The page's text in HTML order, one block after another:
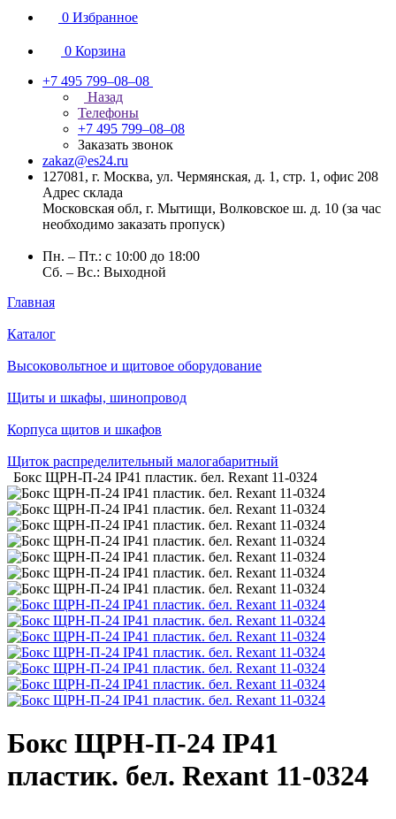
0 Избранное
0 Корзина
+7 495 799–08–08
Назад
Телефоны
+7 495 799–08–08
Заказать звонок
zakaz@es24.ru
127081, г. Москва, ул. Чермянская, д. 1, стр. 1, офис 208
Адрес склада
Московская обл, г. Мытищи, Волковское ш. д. 10 (за час
необходимо заказать пропуск)
Пн. – Пт.: с 10:00 до 18:00
Сб. – Вс.: Выходной
Главная
Каталог
Высоковольтное и щитовое оборудование
Щиты и шкафы, шинопровод
Корпуса щитов и шкафов
Щиток распределительный малогабаритный
Бокс ЩРН-П-24 IP41 пластик. бел. Rexant 11-0324
Бокс ЩРН-П-24 IP41
пластик. бел. Rexant 11-0324